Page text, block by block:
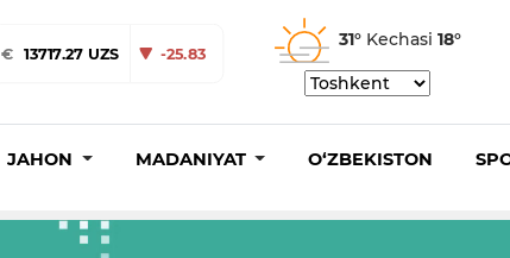
€ 13717.27 UZS -25.83
31° Kechasi 18°
JAHON MADANIYAT O‘ZBEKISTON